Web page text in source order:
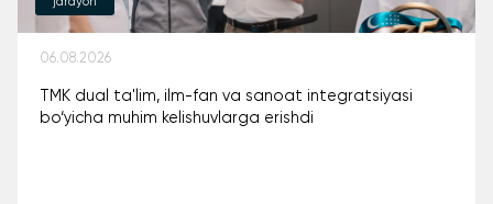
06.08.2026
TMK dual ta'lim, ilm-fan va sanoat integratsiyasi
bo‘yicha muhim kelishuvlarga erishdi